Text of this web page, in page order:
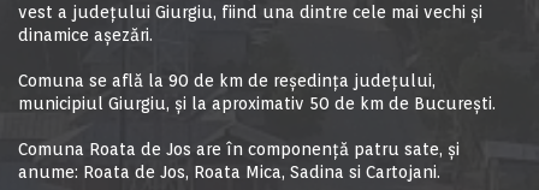
vest a judeţului Giurgiu, fiind una dintre cele mai vechi şi
dinamice aşezări.
Comuna se află la 90 de km de reşedinţa judeţului,
municipiul Giurgiu, şi la aproximativ 50 de km de Bucureşti.
Comuna Roata de Jos are în componență patru sate, și
anume: Roata de Jos, Roata Mica, Sadina si Cartojani.